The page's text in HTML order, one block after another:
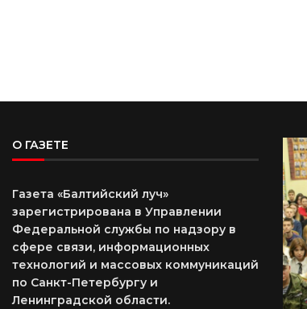
О ГАЗЕТЕ
Газета «Балтийский луч»
зарегистрирована в Управлении
Федеральной службы по надзору в
сфере связи, информационных
технологий и массовых коммуникаций
по Санкт-Петербургу и
Ленинградской области.